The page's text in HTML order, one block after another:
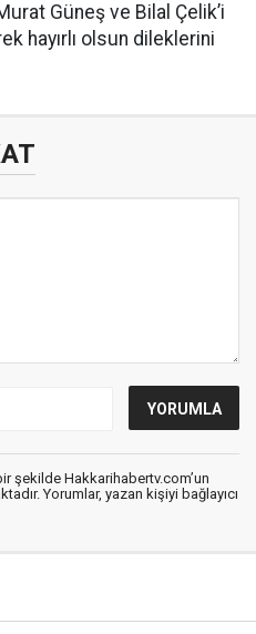
Güneş ve Bilal Çelik’i
hayırlı olsun dileklerini
şekilde Hakkarihabertv.com’un
Yorumlar, yazan kişiyi bağlayıcı